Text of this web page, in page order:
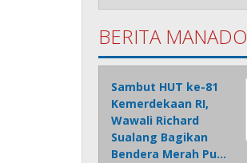
BERITA MANADO
Sambut HUT ke-81
Kemerdekaan RI,
Wawali Richard
Sualang Bagikan
Bendera Merah Pu…